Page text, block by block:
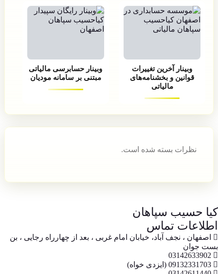
وبینار آخرین تغییرات
قوانین و بخشنامه‌های
مالیاتی
وبینار حسابرسی مالیاتی
مبتنی بر سامانه مودیان
نظرات بسته شده است.
کیا حسیب سپاهان
اطلاعات تماس
اصفهان ، نجف آباد، خیابان امام غربی ، بعد از چهارراه رجایی ، بن
بست جوان
03142633902
09132331703 (ایزدی خواه)